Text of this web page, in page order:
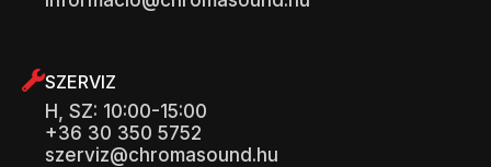
SZERVIZ
H, SZ: 10:00-15:00
+36 30 350 5752
szerviz@chromasound.hu